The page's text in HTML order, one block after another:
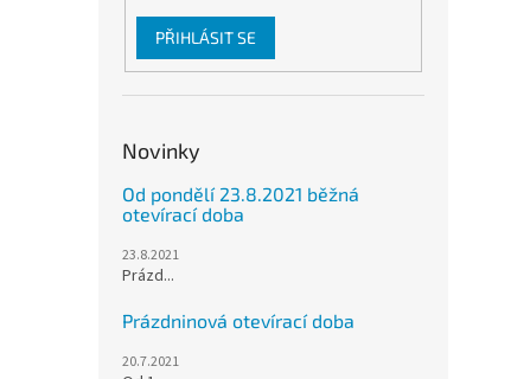
PŘIHLÁSIT SE
Novinky
Od pondělí 23.8.2021 běžná
otevírací doba
23.8.2021
Prázd...
Prázdninová otevírací doba
20.7.2021